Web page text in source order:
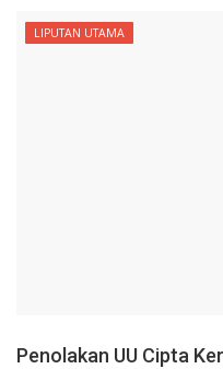
LIPUTAN UTAMA
Penolakan UU Cipta